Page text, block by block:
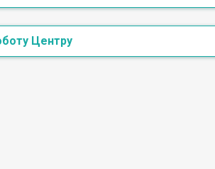
Центру на 2025/2026 н.р.
Центру